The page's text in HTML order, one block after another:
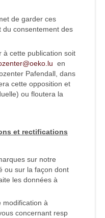
de garder ces
du consentement des
à cette publication soit
en
Pafendall, dans
cette opposition et
ou floutera la
et rectifications
sur notre
ou sur la façon dont
les données à
modification à
concernant resp